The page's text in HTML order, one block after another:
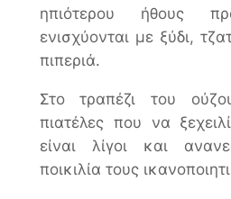
ηπιότερου ήθους
ενισχύονται με ξύδι,
πιπεριά.
Στο τραπέζι του
πιατέλες που να
είναι λίγοι και
ποικιλία τους